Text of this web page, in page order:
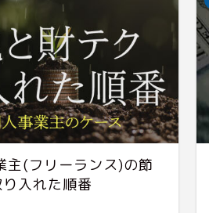
主(フリーランス)の節
入れた順番